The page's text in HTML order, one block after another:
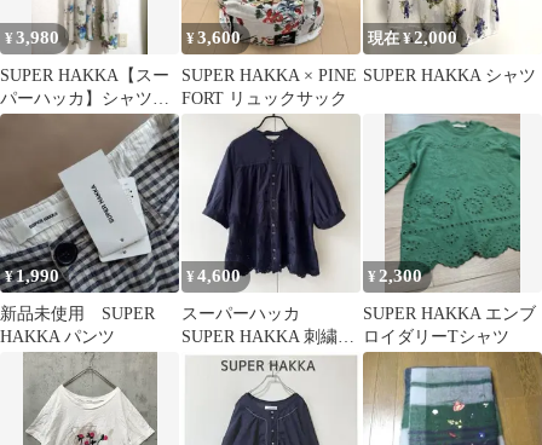
¥3,980
SUPER HAKKA【スー
パーハッカ】シャツワ
ンピース 花柄 綿 羽
¥3,600
SUPER HAKKA × PINE
FORT リュックサック
現在 ¥2,000
SUPER HAKKA シャツ
¥1,990
新品未使用 SUPER
HAKKA パンツ
¥4,600
スーパーハッカ
SUPER HAKKA 刺繍入
りブラウス ネイビー
¥ 2,300
SUPER HAKKA エンブ
ロイダリーTシャツ